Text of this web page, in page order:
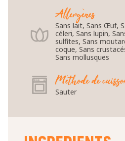
Allergènes
Sans lait, Sans Œuf,
céleri, Sans lupin,
sulfites, Sans
coque, Sans
Sans mollusques
Méthode de
Sauter